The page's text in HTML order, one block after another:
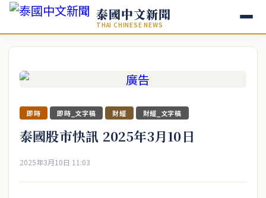
泰國中文新聞
THAI CHINESE NEWS
即時 即時_文字稿 財經 財經_文字稿
泰國股市快訊 2025年3月10日
2025年3月10日 11:03